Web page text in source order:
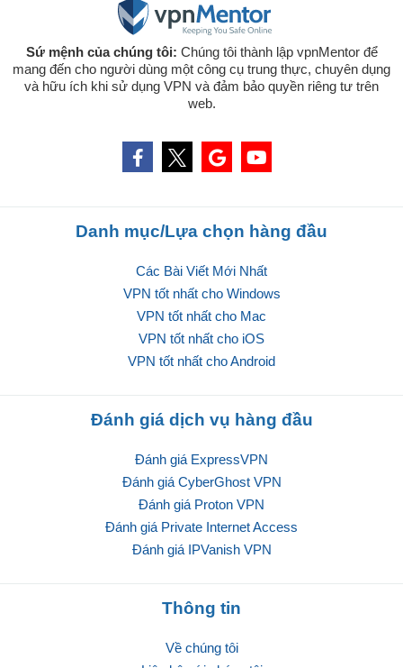
Sứ mệnh của chúng tôi: Chúng tôi thành lập vpnMentor để
mang đến cho người dùng một công cụ trung thực, chuyên dụng
và hữu ích khi sử dụng VPN và đảm bảo quyền riêng tư trên
web.
Danh mục/Lựa chọn hàng đầu
Các Bài Viết Mới Nhất
VPN tốt nhất cho Windows
VPN tốt nhất cho Mac
VPN tốt nhất cho iOS
VPN tốt nhất cho Android
Đánh giá dịch vụ hàng đầu
Đánh giá ExpressVPN
Đánh giá CyberGhost VPN
Đánh giá Proton VPN
Đánh giá Private Internet Access
Đánh giá IPVanish VPN
Thông tin
Về chúng tôi